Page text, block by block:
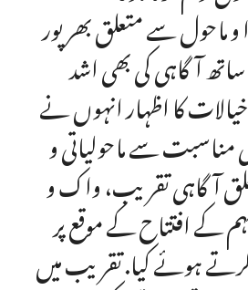
و ماحول سے متعلق بھرپور
آگاہی کی بھی اشد
کا اظہار انہوں نے
مناسبت سے ماحولیاتی و
آگاہی تقریب، واک و
کے افتتاح کے موقع پر
ہوئے کیا. تقریب میں